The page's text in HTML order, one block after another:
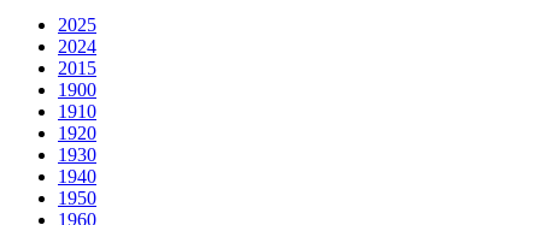
2025
2024
2015
1900
1910
1920
1930
1940
1950
1960